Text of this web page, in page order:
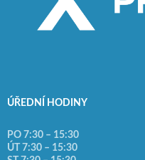
ÚŘEDNÍ HODINY
PO 7:30 – 15:30
ÚT 7:30 – 15:30